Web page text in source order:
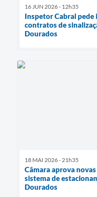
16 JUN 2026 - 12h35
Inspetor Cabral pede
contratos de
Dourados
18 MAI 2026 - 21h35
Câmara aprova
sistema de
Dourados